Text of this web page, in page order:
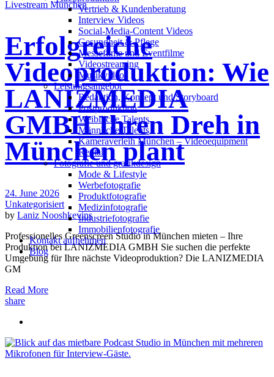
Vertrieb & Kundenberatung
Interview Videos
Social-Media-Content Videos
Gesundheit & Pflege
Mes­se­filme und Eventfilme
Video­strea­ming
Musikvideos
Leis­tungs­an­ge­bot
Redak­ti­on, Kon­zept und Storyboard
Post­pro­duk­ti­on
Weiblliche Talents
Männliche Talents
Kameraverleih München – Videoequipment
Rental
Fotografie und grafikdesign
Mode & Lifestyle
Werbefotografie
Produktfotografie
Medizinfotografie
Industriefotografie
Immobilienfotografie
Kontakt aufnehmen
Blog
Erfolgreiche
Videoproduktion: Wie
LANIZMEDIA
GMBH Ihren Dreh in
München plant
24. June 2026
Unkategorisiert
by Laniz Nooshkevins
Professionelles Greenscreen Studio in München mieten – Ihre
Produktion bei LANIZMEDIA GMBH Sie suchen die perfekte
Umgebung für Ihre nächste Videoproduktion? Die LANIZMEDIA
GM
Read More
share